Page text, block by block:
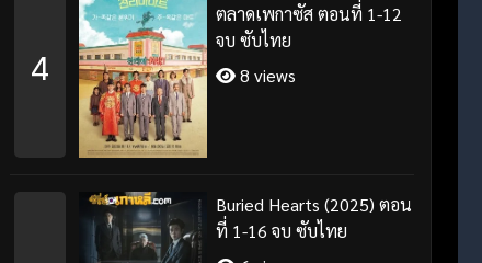
4
ตลาดเพกาซัส ตอนที่ 1-12
จบ ซับไทย
8 views
Buried Hearts (2025) ตอน
ที่ 1-16 จบ ซับไทย